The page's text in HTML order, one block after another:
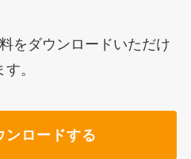
をダウンロードいただけ
す。
ンロードする